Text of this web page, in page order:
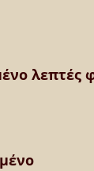
λεπτές